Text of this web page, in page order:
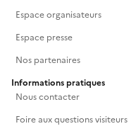
Espace organisateurs
Espace presse
Nos partenaires
Informations pratiques
Nous contacter
Foire aux questions visiteurs